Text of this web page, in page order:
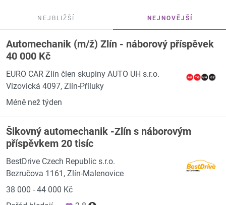
NEJBLIŽŠÍ NEJNOVĚJŠÍ
Automechanik (m/ž) Zlín - náborový příspěvek
40 000 Kč
EURO CAR Zlín člen skupiny AUTO UH s.r.o.
Vizovická 4097, Zlín-Příluky
Méně než týden
Šikovný automechanik -Zlín s náborovým
příspěvkem 20 tisíc
BestDrive Czech Republic s.r.o.
Bezručova 1161, Zlín-Malenovice
38 000 - 44 000 Kč